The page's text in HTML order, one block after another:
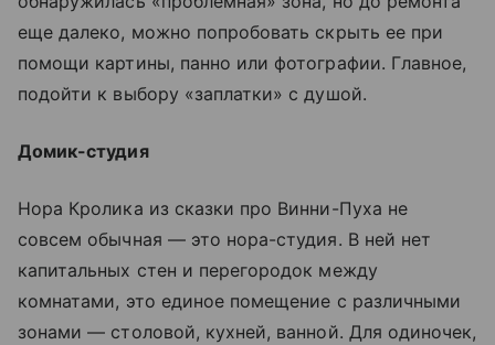
еще далеко, можно попробовать скрыть ее при
помощи картины, панно или фотографии. Главное,
подойти к выбору «заплатки» с душой.
Домик-студия
Нора Кролика из сказки про Винни-Пуха не
совсем обычная — это нора-студия. В ней нет
капитальных стен и перегородок между
комнатами, это единое помещение с различными
зонами — столовой, кухней, ванной. Для одиночек,